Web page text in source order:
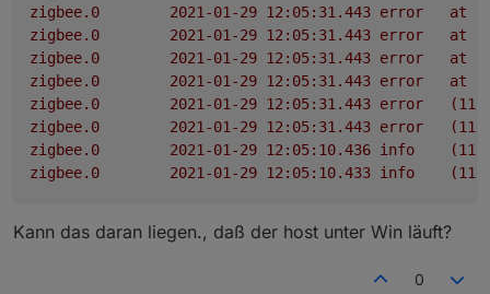
zigbee.0
error at
zigbee.0
error at
zigbee.0
error at
zigbee.0
error at
zigbee.0
error
zigbee.0
error
zigbee.0
info
zigbee.0
info
Kann das daran liegen., daß der host unter Win läuft?
0